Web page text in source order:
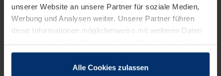
unserer Website an unsere Partner für soziale Medien,
Werbung und Analysen weiter. Unsere Partner führen
diese Informationen möglicherweise mit weiteren Daten
sie im Rahmen Ihrer Nutzung der Dienste gesammelt
Alle Cookies zulassen